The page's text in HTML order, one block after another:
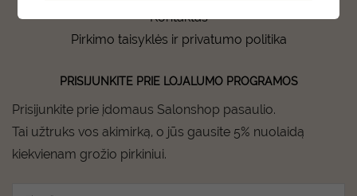
Kontaktas
Pirkimo taisyklės ir privatumo politika
PRISIJUNKITE PRIE LOJALUMO PROGRAMOS
Prisijunkite prie įdomaus Salonshop pasaulio.
Tai užtruks vos akimirką, o jūs gausite 5% nuolaidą
kiekvienam grožio pirkiniui.